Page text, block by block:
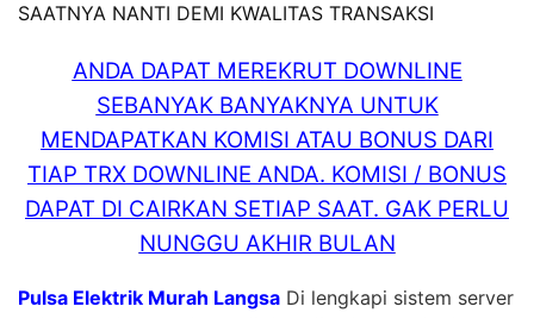
SAATNYA NANTI DEMI KWALITAS TRANSAKSI
ANDA DAPAT MEREKRUT DOWNLINE
SEBANYAK BANYAKNYA UNTUK
MENDAPATKAN KOMISI ATAU BONUS DARI
TIAP TRX DOWNLINE ANDA. KOMISI / BONUS
DAPAT DI CAIRKAN SETIAP SAAT. GAK PERLU
NUNGGU AKHIR BULAN
Pulsa Elektrik Murah Langsa Di lengkapi sistem server